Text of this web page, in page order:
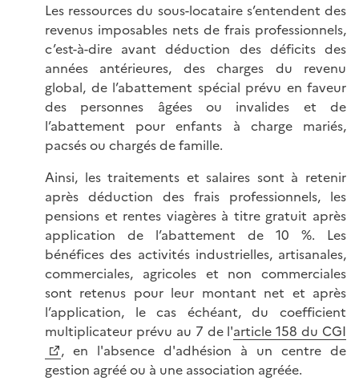
Les ressources du sous-locataire s’entendent des
revenus imposables nets de frais professionnels,
c’est-à-dire avant déduction des déficits des
années antérieures, des charges du revenu
global, de l’abattement spécial prévu en faveur
des personnes âgées ou invalides et de
l’abattement pour enfants à charge mariés,
pacsés ou chargés de famille.
Ainsi, les traitements et salaires sont à retenir
après déduction des frais professionnels, les
pensions et rentes viagères à titre gratuit après
application de l’abattement de 10 %. Les
bénéfices des activités industrielles, artisanales,
commerciales, agricoles et non commerciales
sont retenus pour leur montant net et après
l’application, le cas échéant, du coefficient
multiplicateur prévu au 7 de l'article 158 du CGI
, en l'absence d'adhésion à un centre de
gestion agréé ou à une association agréée.